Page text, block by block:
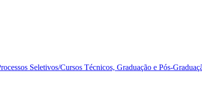
Seletivos/Cursos Técnicos, Graduação e Pós-